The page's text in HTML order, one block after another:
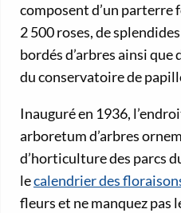
composent d’un parterre
2 500 roses, de
bordés d’arbres ainsi que
du conservatoire de
Inauguré en 1936,
arboretum d’arbres
d’horticulture des parcs
lecalendrier des
fleurs et ne manquez pas